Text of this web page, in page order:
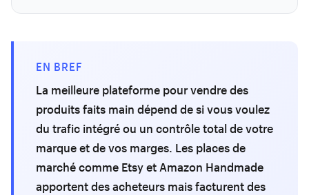
EN BREF
La meilleure plateforme pour vendre des
produits faits main dépend de si vous voulez
du trafic intégré ou un contrôle total de votre
marque et de vos marges. Les places de
marché comme Etsy et Amazon Handmade
apportent des acheteurs mais facturent des